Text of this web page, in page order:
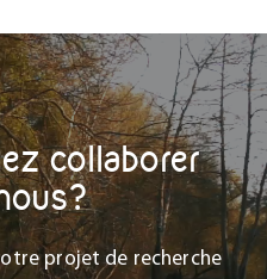
collaborer
projet de recherche